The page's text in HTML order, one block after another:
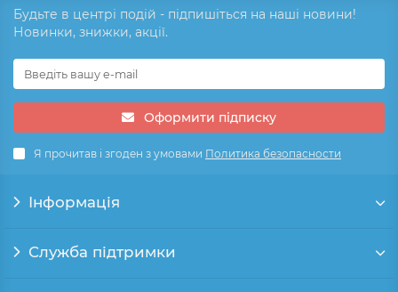
Будьте в центрі подій - підпишіться на наші новини!
Новинки, знижки, акції.
Оформити підписку
Я прочитав і згоден з умовами Политика безопасности
Інформація
Служба підтримки